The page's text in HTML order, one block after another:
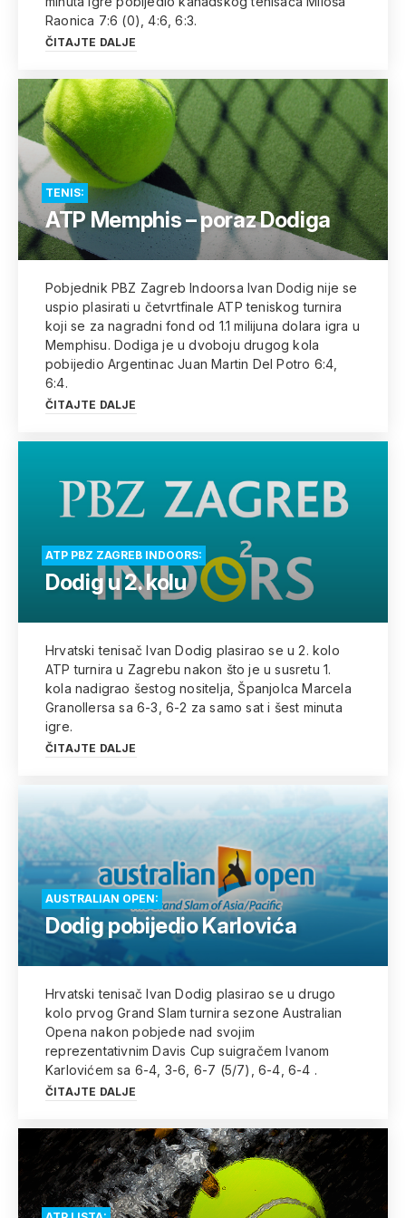
Raonica 7:6 (0), 4:6, 6:3.
ČITAJTE DALJE
TENIS:
ATP Memphis – poraz Dodiga
Pobjednik PBZ Zagreb Indoorsa Ivan Dodig nije se
uspio plasirati u četvrtfinale ATP teniskog turnira
koji se za nagradni fond od 1.1 milijuna dolara igra u
Memphisu. Dodiga je u dvoboju drugog kola
pobijedio Argentinac Juan Martin Del Potro 6:4,
6:4.
ČITAJTE DALJE
ATP PBZ ZAGREB INDOORS:
Dodig u 2. kolu
Hrvatski tenisač Ivan Dodig plasirao se u 2. kolo
ATP turnira u Zagrebu nakon što je u susretu 1.
kola nadigrao šestog nositelja, Španjolca Marcela
Granollersa sa 6-3, 6-2 za samo sat i šest minuta
igre.
ČITAJTE DALJE
AUSTRALIAN OPEN:
Dodig pobijedio Karlovića
Hrvatski tenisač Ivan Dodig plasirao se u drugo
kolo prvog Grand Slam turnira sezone Australian
Opena nakon pobjede nad svojim
reprezentativnim Davis Cup suigračem Ivanom
Karlovićem sa 6-4, 3-6, 6-7 (5/7), 6-4, 6-4 .
ČITAJTE DALJE